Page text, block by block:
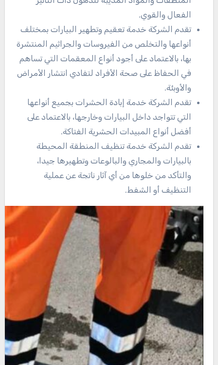
الفعال والقوي.
تقدم الشركة خدمة تعقيم وتطهير البيارات بمختلف
أنواعها والتخلص من الفيروسات والجراثيم المنتشرة
بها، بالاعتماد على أجود أنواع المعقمات التي تساهم
في الحفاظ على صحة الأفراد لتفادي انتشار الأمراض
والأوبئة.
تقدم الشركة خدمة إبادة الحشرات بجميع أنواعها
التي تتواجد داخل البيارات وخارجها، بالاعتماد على
أفضل أنواع المبيدات الحشرية الفتاكة.
تقدم الشركة خدمة تنظيف المنطقة المحيطة
بالبيارات والمجاري والبالوعات وتطهيرها جيدا،
والتأكد من خلوها من أي آثار ناتجة عن عملية
التنظيف أو الشفط.